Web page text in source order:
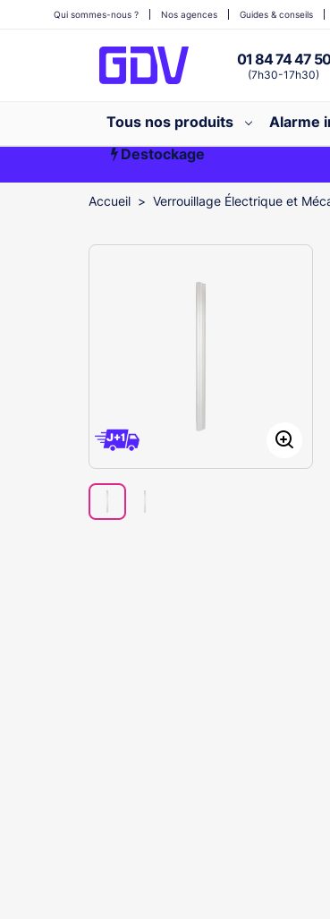
01 84 74 47 50
(7h30-17h30)
Qui sommes-nous ? Nos agences Guides & conseils
Tous nos produits Alarme
Destockage
Première
Accueil Verrouillage Électrique et